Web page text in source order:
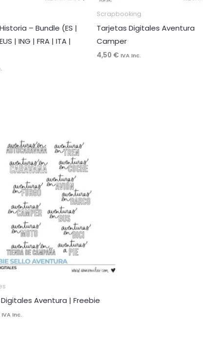
– Bundle (ES |
| ING | FRA | ITA |
Scrapbooking
Tarjetas Digitales Aventura
Camper
4,50 € IVA Inc.
Aventura | Freebie
IVA Inc.